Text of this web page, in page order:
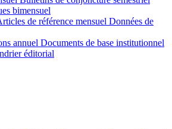
bimensuel
de référence mensuel Données de
annuel Documents de base institutionnel
éditorial